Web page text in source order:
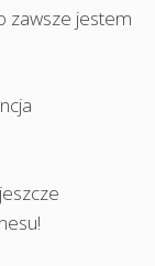
zawsze jestem